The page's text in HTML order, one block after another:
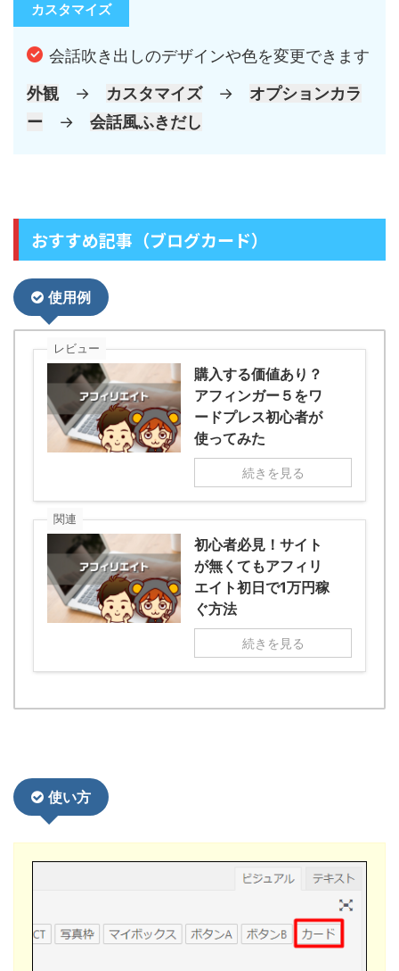
カスタマイズ
会話吹き出しのデザインや色を変更できます
外観→ カスタマイズ→ オプションカラ
ー → 会話風ふきだし
おすすめ記事（ブログカード）
使用例
レビュー
購入する価値あり？
アフィンガー５をワ
ードプレス初心者が
使ってみた
続きを見る
関連
初心者必見！サイト
が無くてもアフィリ
エイト初日で1万円稼
ぐ方法
続きを見る
使い方